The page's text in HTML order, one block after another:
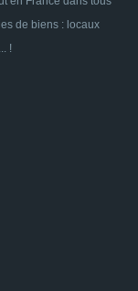
de biens : locaux
!